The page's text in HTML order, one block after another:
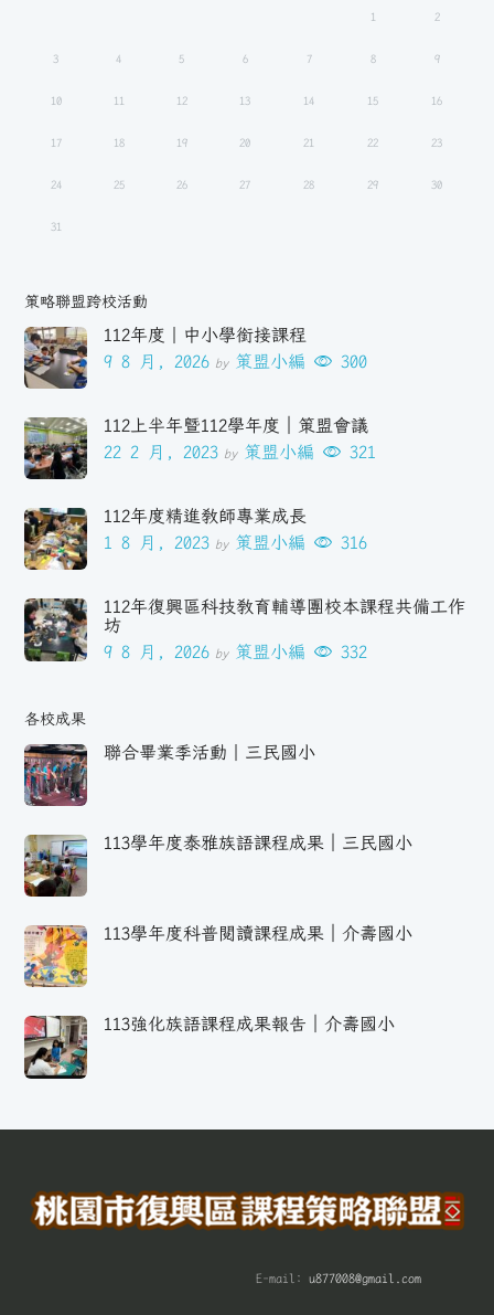
1 2
3 4 5 6 7 8 9
10 11 12 13 14 15 16
17 18 19 20 21 22 23
24 25 26 27 28 29 30
31
策略聯盟跨校活動
112年度｜中小學銜接課程
9 8 月, 2026 by 策盟小編 300
112上半年暨112學年度｜策盟會議
22 2 月, 2023 by 策盟小編 321
112年度精進教師專業成長
1 8 月, 2023 by 策盟小編 316
112年復興區科技教育輔導團校本課程共備工作
坊
9 8 月, 2026 by 策盟小編 332
各校成果
聯合畢業季活動｜三民國小
113學年度泰雅族語課程成果｜三民國小
113學年度科普閱讀課程成果｜介壽國小
113強化族語課程成果報告｜介壽國小
E-mail:u877008@gmail.com